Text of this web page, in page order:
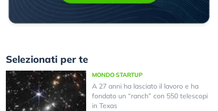
Selezionati per te
MONDO STARTUP
A 27 anni ha lasciato il lavoro e ha
fondato un “ranch” con 550 telescopi
in Texas